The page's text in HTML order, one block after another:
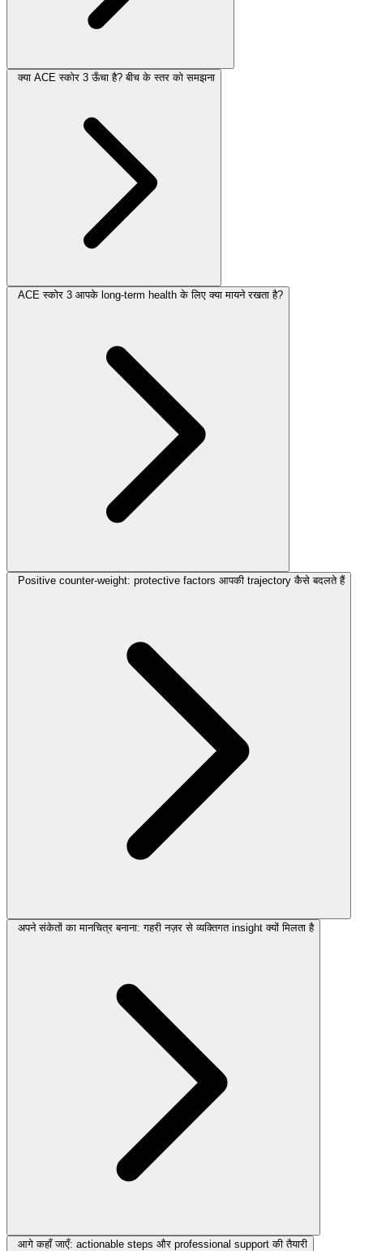
क्या ACE स्कोर 3 ऊँचा है? बीच के स्तर को समझना
ACE स्कोर 3 आपके long-term health के लिए क्या मायने रखता है?
Positive counter-weight: protective factors आपकी trajectory कैसे बदलते हैं
अपने संकेतों का मानचित्र बनाना: गहरी नज़र से व्यक्तिगत insight क्यों मिलता है
आगे कहाँ जाएँ: actionable steps और professional support की तैयारी